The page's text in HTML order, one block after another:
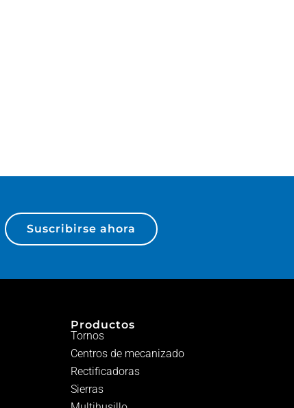
Suscribirse ahora
Productos
Tornos
Centros de mecanizado
Rectificadoras
Sierras